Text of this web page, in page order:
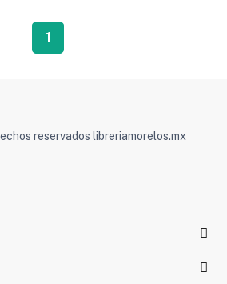
1
reservados libreriamorelos.mx